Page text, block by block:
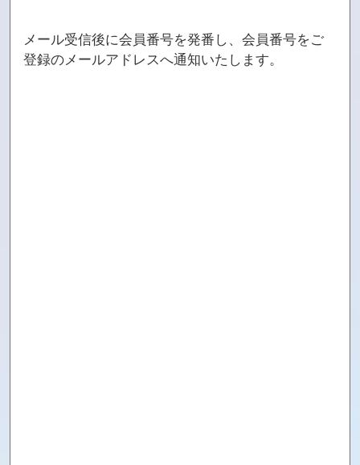
メール受信後に会員番号を発番し、会員番号をご
登録のメールアドレスへ通知いたします。